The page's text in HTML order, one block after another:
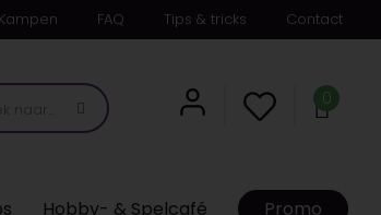
FAQ Tips & tricks Contact
0
Hobby- & Spelcafé Promo